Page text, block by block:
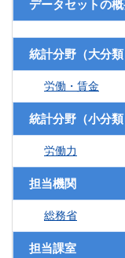
データセットの
統計分野（大分類
労働・賃金
統計分野（小分類
労働力
担当機関
総務省
担当課室